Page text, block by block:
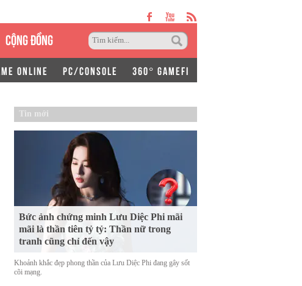
CỘNG ĐỒNG
ONLINE PC/CONSOLE 360° GAMEFI
Tin mới
Bức ảnh chứng minh Lưu Diệc Phi mãi
mãi là thần tiên tỷ tỷ: Thần nữ trong
tranh cũng chỉ đến vậy
Khoảnh khắc đẹp phong thần của Lưu Diệc Phi đang gây sốt
cõi mạng.